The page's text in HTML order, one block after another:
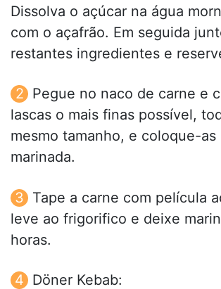
Dissolva o açúcar na água
com o açafrão. Em seguida
restantes ingredientes e
Pegue no naco de carne e
lascas o mais finas possível,
mesmo tamanho, e coloque-as
marinada.
Tape a carne com película
leve ao frigorifico e deixe
horas.
Döner Kebab: